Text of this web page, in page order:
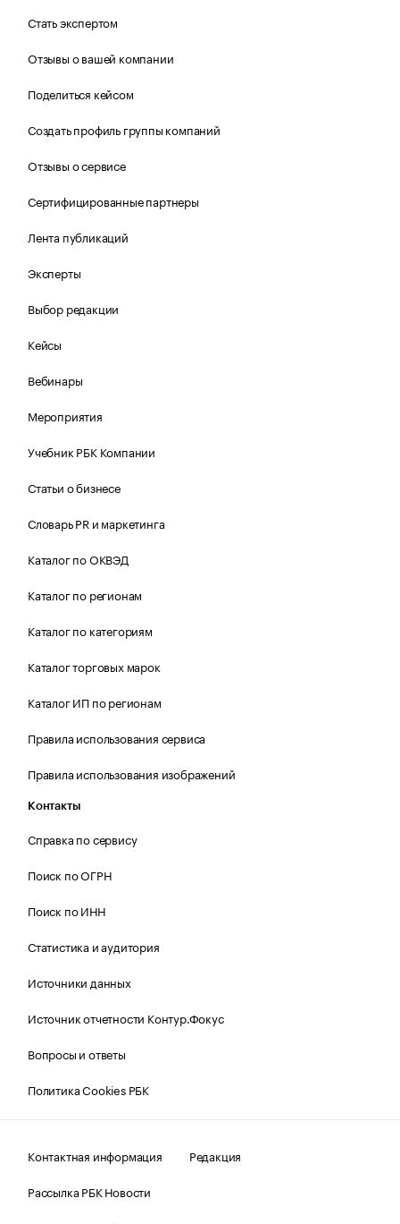
Стать экспертом
Отзывы о вашей компании
Поделиться кейсом
Создать профиль группы компаний
Отзывы о сервисе
Сертифицированные партнеры
Лента публикаций
Эксперты
Выбор редакции
Кейсы
Вебинары
Мероприятия
Учебник РБК Компании
Статьи о бизнесе
Словарь PR и маркетинга
Каталог по ОКВЭД
Каталог по регионам
Каталог по категориям
Каталог торговых марок
Каталог ИП по регионам
Правила использования сервиса
Правила использования изображений
Контакты
Справка по сервису
Поиск по ОГРН
Поиск по ИНН
Статистика и аудитория
Источники данных
Источник отчетности Контур.Фокус
Вопросы и ответы
Политика Cookies РБК
Контактная информация
Редакция
Рассылка РБК Новости